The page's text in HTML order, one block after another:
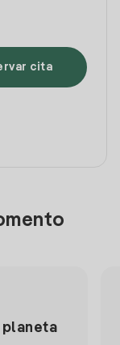
cita
planeta